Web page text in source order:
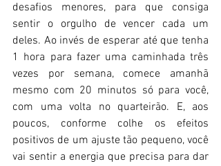
desafios menores, para que consiga
sentir o orgulho de vencer cada um
deles. Ao invés de esperar até que tenha
1 hora para fazer uma caminhada três
vezes por semana, comece amanhã
mesmo com 20 minutos só para você,
com uma volta no quarteirão. E, aos
poucos, conforme colhe os efeitos
positivos de um ajuste tão pequeno, você
vai sentir a energia que precisa para dar